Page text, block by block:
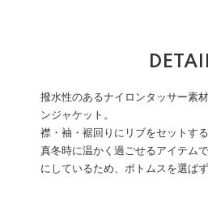
撥水性のあるナイロンタッサー素
ンジャケット。
襟・袖・裾回りにリブをセットす
真冬時に温かく過ごせるアイテム
にしているため、ボトムスを選ば